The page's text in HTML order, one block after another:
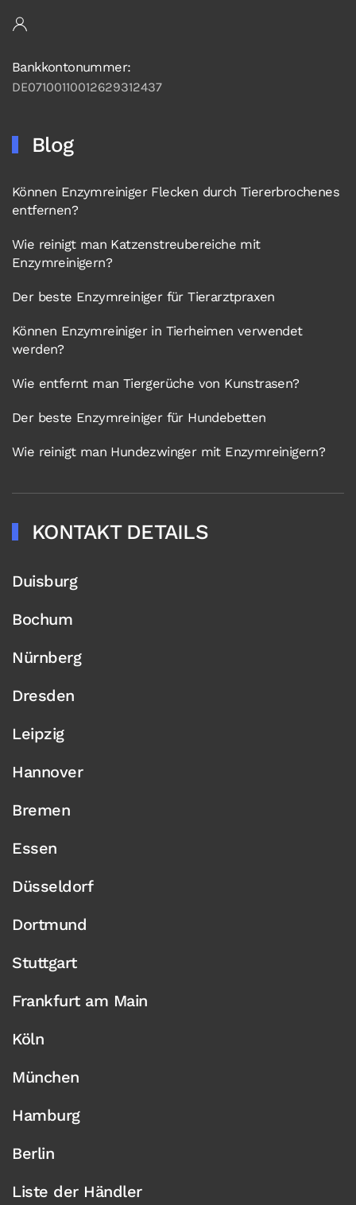
Bankkontonummer:
DE07100110012629312437
Blog
Können Enzymreiniger Flecken durch Tiererbrochenes
entfernen?
Wie reinigt man Katzenstreubereiche mit
Enzymreinigern?
Der beste Enzymreiniger für Tierarztpraxen
Können Enzymreiniger in Tierheimen verwendet
werden?
Wie entfernt man Tiergerüche von Kunstrasen?
Der beste Enzymreiniger für Hundebetten
Wie reinigt man Hundezwinger mit Enzymreinigern?
KONTAKT DETAILS
Duisburg
Bochum
Nürnberg
Dresden
Leipzig
Hannover
Bremen
Essen
Düsseldorf
Dortmund
Stuttgart
Frankfurt am Main
Köln
München
Hamburg
Berlin
Liste der Händler